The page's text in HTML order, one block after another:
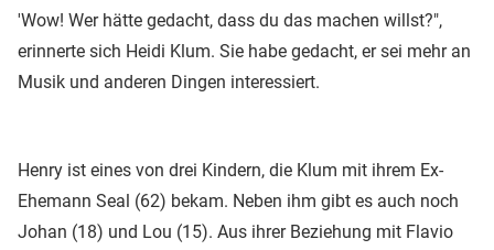
'Wow! Wer hätte gedacht, dass du das machen willst?",
erinnerte sich Heidi Klum. Sie habe gedacht, er sei mehr an
Musik und anderen Dingen interessiert.
Henry ist eines von drei Kindern, die Klum mit ihrem Ex-
Ehemann Seal (62) bekam. Neben ihm gibt es auch noch
Johan (18) und Lou (15). Aus ihrer Beziehung mit Flavio